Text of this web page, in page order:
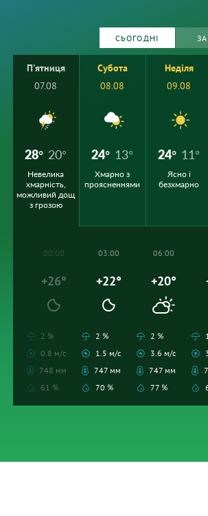
СЬОГОДНІ
П'ятниця
07.08
28° 20°
Невелика
хмарність,
можливий дощ
з грозою
Субота
08.08
24° 13°
Хмарно з
проясненнями
Неділя
09.08
24° 11°
Ясно і
безхмарно
00:00
+26°
2 %
0.8 м/с
748 мм
61 %
03:00
+22°
2 %
1.5 м/с
747 мм
70 %
06:00
+20°
2 %
3.6 м/с
747 мм
77 %